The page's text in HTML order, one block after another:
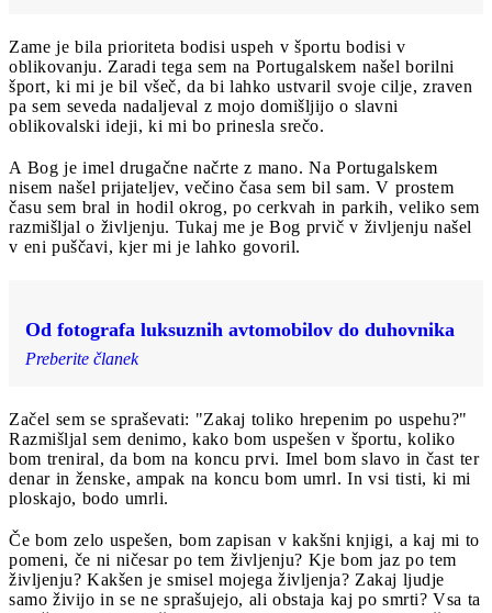
Zame je bila prioriteta bodisi uspeh v športu bodisi v
oblikovanju. Zaradi tega sem na Portugalskem našel borilni
šport, ki mi je bil všeč, da bi lahko ustvaril svoje cilje, zraven
pa sem seveda nadaljeval z mojo domišljijo o slavni
oblikovalski ideji, ki mi bo prinesla srečo.
A Bog je imel drugačne načrte z mano. Na Portugalskem
nisem našel prijateljev, večino časa sem bil sam. V prostem
času sem bral in hodil okrog, po cerkvah in parkih, veliko sem
razmišljal o življenju. Tukaj me je Bog prvič v življenju našel
v eni puščavi, kjer mi je lahko govoril.
Od fotografa luksuznih avtomobilov do duhovnika
Preberite članek
Začel sem se spraševati: "Zakaj toliko hrepenim po uspehu?"
Razmišljal sem denimo, kako bom uspešen v športu, koliko
bom treniral, da bom na koncu prvi. Imel bom slavo in čast ter
denar in ženske, ampak na koncu bom umrl. In vsi tisti, ki mi
ploskajo, bodo umrli.
Če bom zelo uspešen, bom zapisan v kakšni knjigi, a kaj mi to
pomeni, če ni ničesar po tem življenju? Kje bom jaz po tem
življenju? Kakšen je smisel mojega življenja? Zakaj ljudje
samo živijo in se ne sprašujejo, ali obstaja kaj po smrti? Vsa ta